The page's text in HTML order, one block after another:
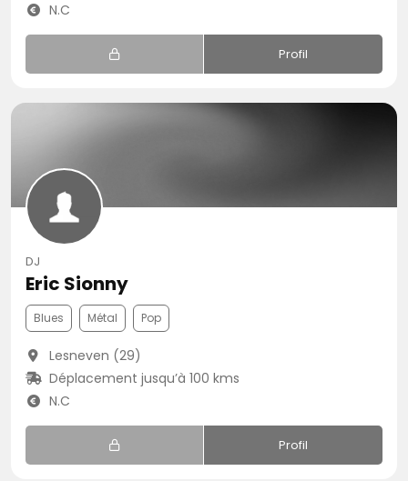
N.C
Profil
DJ
Eric Sionny
Blues Métal Pop
Lesneven (29)
Déplacement jusqu’à 100 kms
N.C
Profil